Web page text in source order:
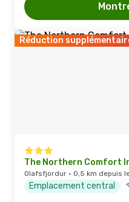
Réduction
The Northern Comfort
Olafsfjordur · 0,5 km depuis
Emplacement central